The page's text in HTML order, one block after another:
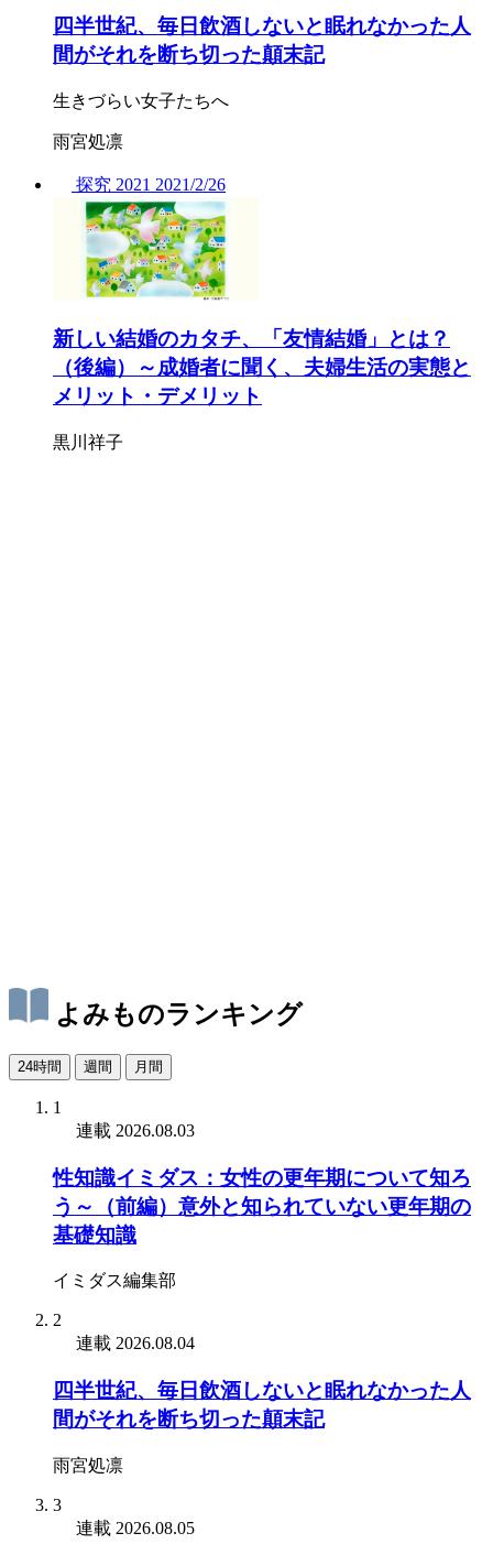
四半世紀、毎日飲酒しないと眠れなかった人
間がそれを断ち切った顛末記
生きづらい女子たちへ
雨宮処凛
探究 2021 2021/2/26
新しい結婚のカタチ、「友情結婚」とは？
（後編）～成婚者に聞く、夫婦生活の実態と
メリット・デメリット
黒川祥子
よみものランキング
24時間 週間 月間
1
連載 2026.08.03
性知識イミダス：女性の更年期について知ろ
う～（前編）意外と知られていない更年期の
基礎知識
イミダス編集部
2
連載 2026.08.04
四半世紀、毎日飲酒しないと眠れなかった人
間がそれを断ち切った顛末記
雨宮処凛
3
連載 2026.08.05